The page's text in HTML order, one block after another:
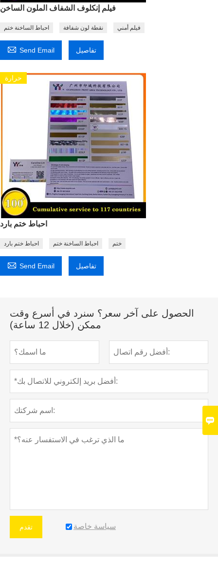
فيلم إنكلوف الشفاف الملون الساخن
احباط الساخنة ختم نقطة لون شفافة فيلم أمني
 Send Email تفاصيل
حرارة
احباط ختم بارد
احباط ختم بارد احباط الساخنة ختم ختم
 Send Email تفاصيل
الحصول على آخر سعر؟ سنرد في أسرع وقت
ممكن (خلال 12 ساعة)
تقدم سياسة خاصة
